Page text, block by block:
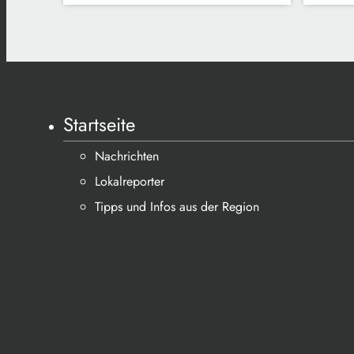
Startseite
Nachrichten
Lokalreporter
Tipps und Infos aus der Region